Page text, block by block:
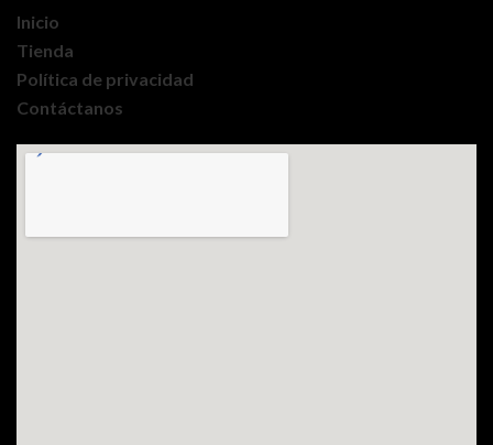
Inicio
Tienda
Política de privacidad
Contáctanos